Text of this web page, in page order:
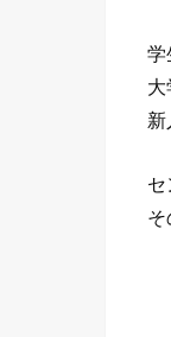
学
大
新
セ
そ